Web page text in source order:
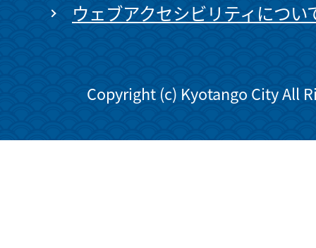
ウェブアクセシビリティについ
Copyright (c) Kyotango City All